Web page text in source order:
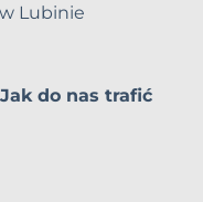
w Lubinie
Jak do nas trafić